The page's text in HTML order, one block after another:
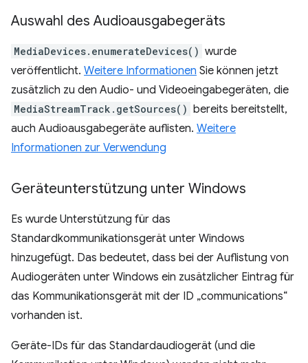
Auswahl des Audioausgabegeräts
MediaDevices.enumerateDevices() wurde
veröffentlicht. Weitere Informationen Sie können jetzt
zusätzlich zu den Audio- und Videoeingabegeräten, die
MediaStreamTrack.getSources() bereits bereitstellt,
auch Audioausgabegeräte auflisten. Weitere
Informationen zur Verwendung
Geräteunterstützung unter Windows
Es wurde Unterstützung für das
Standardkommunikationsgerät unter Windows
hinzugefügt. Das bedeutet, dass bei der Auflistung von
Audiogeräten unter Windows ein zusätzlicher Eintrag für
das Kommunikationsgerät mit der ID „communications“
vorhanden ist.
Geräte-IDs für das Standardaudiogerät (und die